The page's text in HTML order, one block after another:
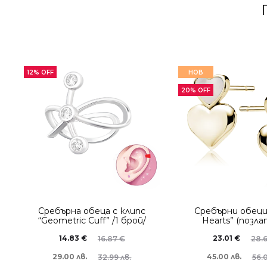
12% OFF
Сребърнa oбеца с клипс
“Geometric Cuff” /1 брой/
16.87€
14.83 €
32.99 лв.
29.00 лв.
НОВ
20% OFF
Сребърни
Hearts”
23.01 €
45.00 лв.